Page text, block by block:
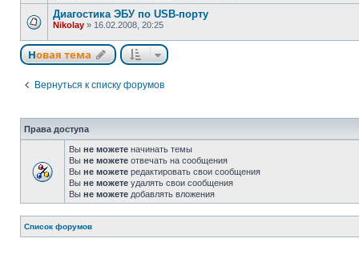
Диагостика ЭБУ по USB-порту
Nikolay » 16.02.2008, 20:25
Новая тема
Вернуться к списку форумов
Права доступа
Вы не можете начинать темы
Вы не можете отвечать на сообщения
Вы не можете редактировать свои сообщения
Вы не можете удалять свои сообщения
Вы не можете добавлять вложения
Список форумов